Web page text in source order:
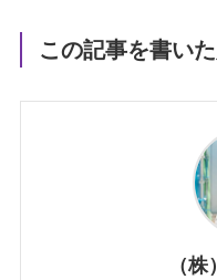
この記事を書い
（